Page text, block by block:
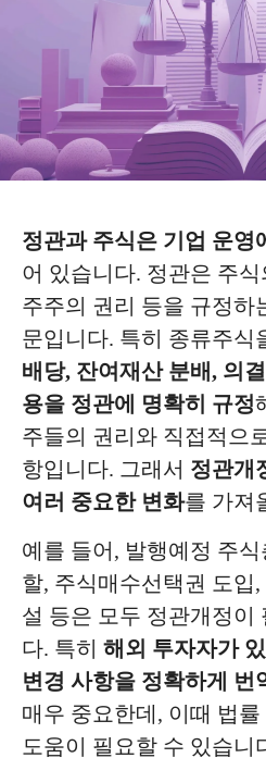
정관과 주식은 기업 운영
어 있습니다. 정관은 주
주주의 권리 등을 규정하
문입니다. 특히 종류주식
배당, 잔여재산 분배, 의
용을 정관에 명확히 규정
주들의 권리와 직접적으
항입니다. 그래서 정관개
여러 중요한 변화를 가져
예를 들어, 발행예정 주
할, 주식매수선택권 도입
설 등은 모두 정관개정이
다. 특히 해외 투자자가
변경 사항을 정확하게 번
매우 중요한데, 이때 법
도움이 필요할 수 있습니